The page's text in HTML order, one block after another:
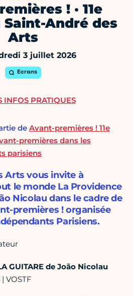
! · 11e
André des
Arts
3 juillet 2026
Ecrans
de Avant-premières ! 11e
premières dans les
parisiens
Arts vous invite à
le monde La Providence
Nicolau dans le cadre de
premières ! organisée
Parisiens.
GUITARE de João Nicolau
VOSTF
INFOS PRATIQUES